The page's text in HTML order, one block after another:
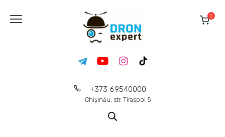
+373 69540000
Chișinău, str. Tiraspol 5
0